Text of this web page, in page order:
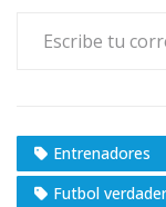
Entrenadores
Futbol